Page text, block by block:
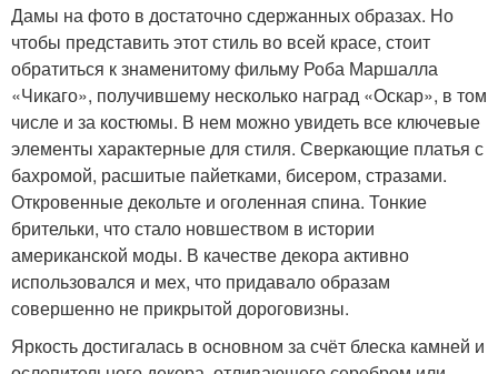
Дамы на фото в достаточно сдержанных образах. Но
чтобы представить этот стиль во всей красе, стоит
обратиться к знаменитому фильму Роба Маршалла
«Чикаго», получившему несколько наград «Оскар», в том
числе и за костюмы. В нем можно увидеть все ключевые
элементы характерные для стиля. Сверкающие платья с
бахромой, расшитые пайетками, бисером, стразами.
Откровенные декольте и оголенная спина. Тонкие
брительки, что стало новшеством в истории
американской моды. В качестве декора активно
использовался и мех, что придавало образам
совершенно не прикрытой дороговизны.
Яркость достигалась в основном за счёт блеска камней и